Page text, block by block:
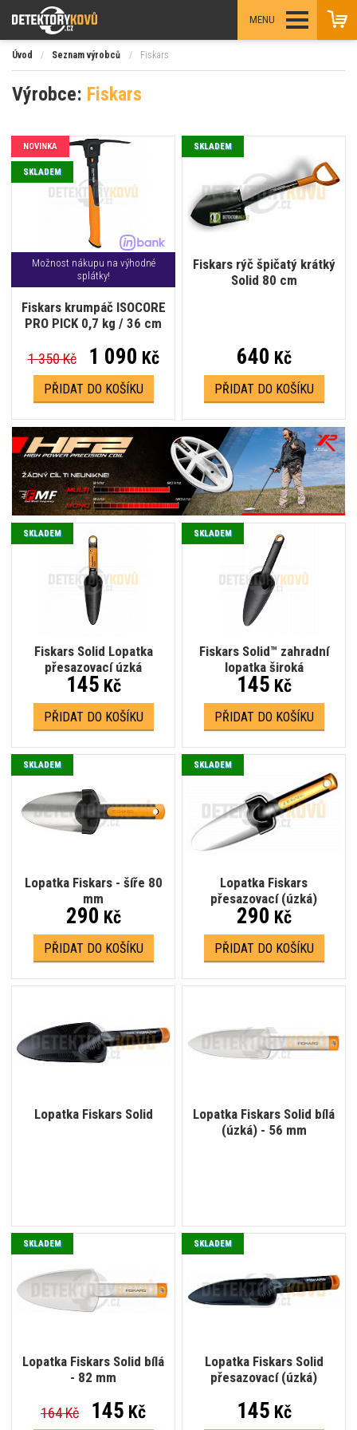
MENU
Úvod / Seznam výrobců / Fiskars
Výrobce: Fiskars
Možnost nákupu na výhodné
splátky!
Fiskars krumpáč ISOCORE
PRO PICK 0,7 kg / 36 cm
NOVINKA
SKLADEM
1 350 Kč 1 090 Kč
PŘIDAT DO KOŠÍKU
Fiskars rýč špičatý krátký
Solid 80 cm
SKLADEM
640 Kč
PŘIDAT DO KOŠÍKU
Fiskars Solid Lopatka
přesazovací úzká
SKLADEM
145 Kč
PŘIDAT DO KOŠÍKU
Fiskars Solid™ zahradní
lopatka široká
SKLADEM
145 Kč
PŘIDAT DO KOŠÍKU
Lopatka Fiskars - šíře 80
mm
SKLADEM
290 Kč
PŘIDAT DO KOŠÍKU
Lopatka Fiskars
přesazovací (úzká)
SKLADEM
290 Kč
PŘIDAT DO KOŠÍKU
Lopatka Fiskars Solid
Lopatka Fiskars Solid bílá
(úzká) - 56 mm
Lopatka Fiskars Solid bílá
- 82 mm
SKLADEM
164 Kč 145 Kč
Lopatka Fiskars Solid
přesazovací (úzká)
SKLADEM
145 Kč